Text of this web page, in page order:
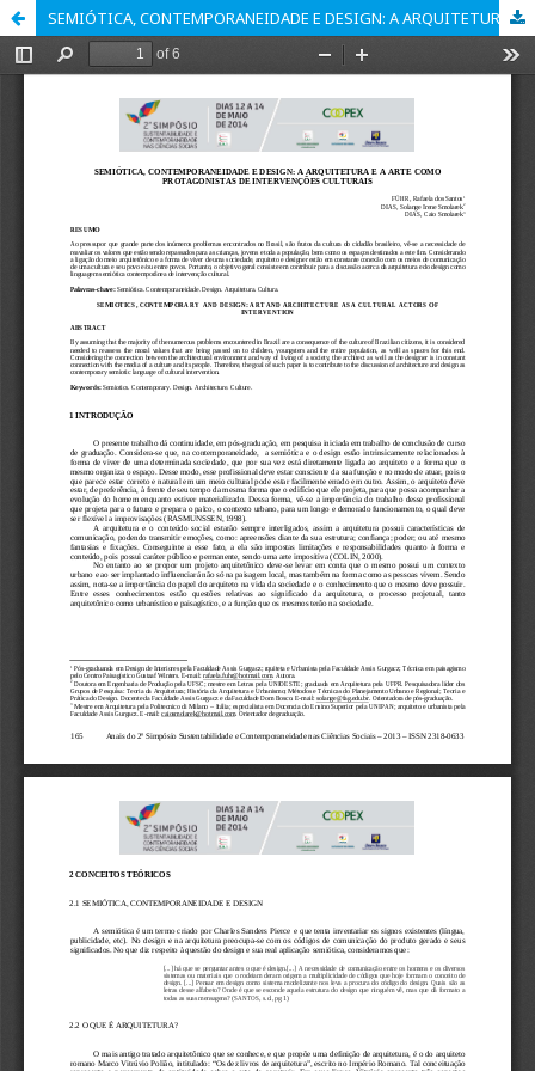
SEMIÓTICA, CONTEMPORANEIDADE E DESIGN: A ARQUITETURA E A ARTE COMO PROTAGONISTAS DE INTERVENÇÕES CULTURAIS